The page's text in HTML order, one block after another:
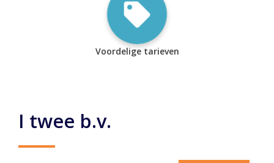
Voordelige tarieven
I twee b.v.